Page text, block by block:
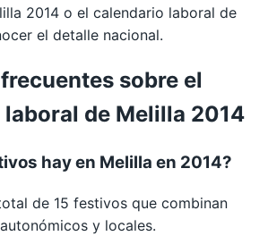
2014 o el calendario laboral de
el detalle nacional.
sobre el
de Melilla 2014
hay en Melilla en 2014?
de 15 festivos que combinan
y locales.